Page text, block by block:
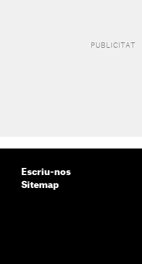
Escriu-nos
Sitemap